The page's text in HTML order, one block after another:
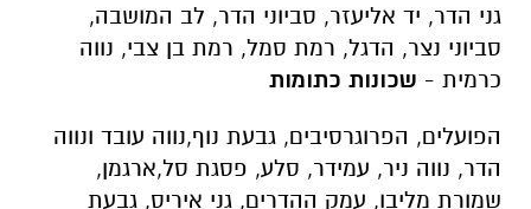
גני הדר, יד אליעזר, סביוני הדר, לב המושבה,
סביוני נצר, הדגל, רמת סמל, רמת בן צבי, נווה
כרמית - שכונות כתומות
הפועלים, הפרוגרסיבים, גבעת נוף,נווה עובד ונווה
הדר, נווה ניר, עמידר, סלע, פסגת סל,ארגמן,
שמורת מליבו, עמק ההדרים, גני איריס, גבעת